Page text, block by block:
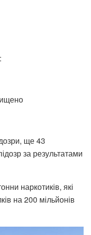
ще 43
за результатами
наркотиків, які
на 200 мільйонів